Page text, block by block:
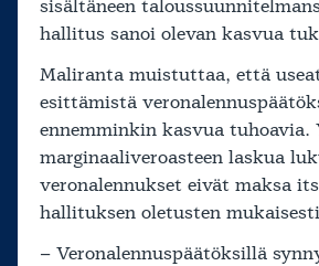
sisältäneen
hallitus sanoi olevan kasvua
Maliranta muistuttaa, että
esittämistä
ennemminkin kasvua tuhoavia.
marginaaliveroasteen laskua
veronalennukset eivät maksa
hallituksen oletusten
– Veronalennuspäätöksillä